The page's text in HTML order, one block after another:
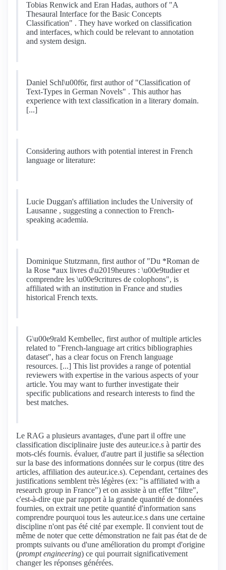
Tobias Renwick and Eran Hadas, authors of "A
Thesaural Interface for the Basic Concepts
Classification" . They have worked on classification
and interfaces, which could be relevant to annotation
and system design.
Daniel Schl\u00f6r, first author of "Classification of
Text-Types in German Novels" . This author has
experience with text classification in a literary domain.
[...]
Considering authors with potential interest in French
language or literature:
Lucie Duggan's affiliation includes the University of
Lausanne , suggesting a connection to French-
speaking academia.
Dominique Stutzmann, first author of "Du *Roman de
la Rose *aux livres d\u2019heures : \u00e9tudier et
comprendre les \u00e9critures de colophons", is
affiliated with an institution in France and studies
historical French texts.
G\u00e9rald Kembellec, first author of multiple articles
related to "French-language art critics bibliographies
dataset", has a clear focus on French language
resources. [...] This list provides a range of potential
reviewers with expertise in the various aspects of your
article. You may want to further investigate their
specific publications and research interests to find the
best matches.
Le RAG a plusieurs avantages, d'une part il offre une
classification disciplinaire juste des auteur.ice.s à partir des
mots-clés fournis. évaluer, d'autre part il justifie sa sélection
sur la base des informations données sur le corpus (titre des
articles, affiliation des auteur.ice.s). Cependant, certaines des
justifications semblent très légères (ex: "is affiliated with a
research group in France") et on assiste à un effet "filtre",
c'est-à-dire que par rapport à la grande quantité de données
fournies, on extrait une petite quantité d'information sans
comprendre pourquoi tous les auteur.ice.s dans une certaine
discipline n'ont pas été cité par exemple. Il convient tout de
même de noter que cette démonstration ne fait pas état de de
prompts suivants ou d'une amélioration du prompt d'origine
(prompt engineering) ce qui pourrait significativement
changer les réponses générées.